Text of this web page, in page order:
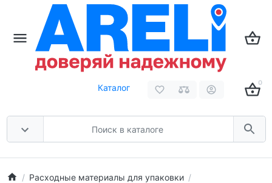
Каталог 0
Расходные материалы для упаковки